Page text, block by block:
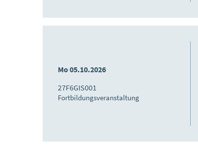
Mo 05.10.2026
27F6GIS001
Fortbildungsveranstaltung